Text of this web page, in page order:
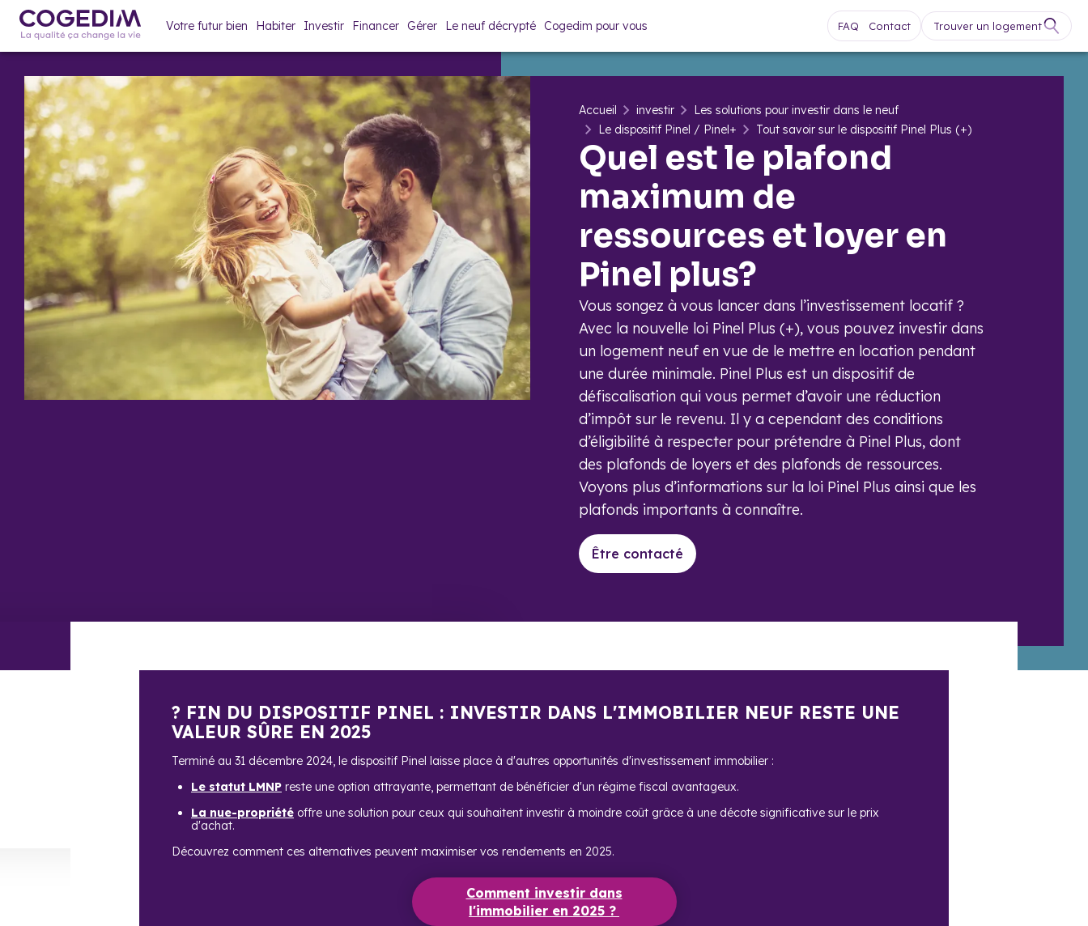
Votre futur bien Habiter Investir Financer Gérer Le neuf décrypté Cogedim pour vous FAQ Contact Trouver un logement
Accueil investir
Les solutions pour investir dans le neuf
Le dispositif Pinel / Pinel+
Tout savoir sur le dispositif Pinel Plus (+)
Quel est le plafond
maximum de
ressources et loyer en
Pinel plus?
Vous songez à vous lancer dans l’investissement locatif ?
Avec la nouvelle loi Pinel Plus (+), vous pouvez investir dans
un logement neuf en vue de le mettre en location pendant
une durée minimale. Pinel Plus est un dispositif de
défiscalisation qui vous permet d’avoir une réduction
d’impôt sur le revenu. Il y a cependant des conditions
d’éligibilité à respecter pour prétendre à Pinel Plus, dont
des plafonds de loyers et des plafonds de ressources.
Voyons plus d’informations sur la loi Pinel Plus ainsi que les
plafonds importants à connaître.
Être contacté
? FIN DU DISPOSITIF PINEL : INVESTIR DANS L'IMMOBILIER NEUF RESTE UNE
VALEUR SÛRE EN 2025
Terminé au 31 décembre 2024, le dispositif Pinel laisse place à d'autres opportunités d'investissement immobilier :
Le statut LMNP reste une option attrayante, permettant de bénéficier d'un régime fiscal avantageux.
La nue-propriété offre une solution pour ceux qui souhaitent investir à moindre coût grâce à une décote significative sur le prix
d'achat.
Découvrez comment ces alternatives peuvent maximiser vos rendements en 2025.
Comment investir dans
l'immobilier en 2025 ?